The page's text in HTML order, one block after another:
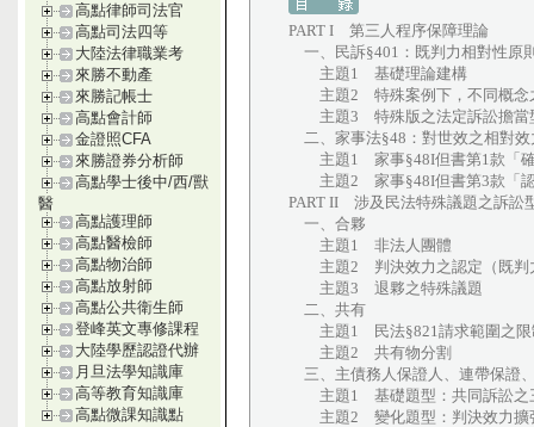
高點律師司法官
高點司法四等
大陸法律職業考
來勝不動產
來勝記帳士
高點會計師
金證照CFA
來勝證券分析師
高點學士後中/西/獸
醫
高點護理師
高點醫檢師
高點物治師
高點放射師
高點公共衛生師
登峰英文專修課程
大陸學歷認證代辦
月旦法學知識庫
高等教育知識庫
高點微課知識點
PART I 第三人程序保障理論
一、民訴§401：既判力相對性原
主題1 基礎理論建構
主題2 特殊案例下，不同概念之
主題3 特殊版之法定訴訟擔當
二、家事法§48：對世效之相對效
主題1 家事§48I但書第1款「確
主題2 家事§48I但書第3款「認
PART II 涉及民法特殊議題之訴訟
一、合夥
主題1 非法人團體
主題2 判決效力之認定（既判
主題3 退夥之特殊議題
二、共有
主題1 民法§821請求範圍之限
主題2 共有物分割
三、主債務人保證人、連帶保證
主題1 基礎題型：共同訴訟之
主題2 變化題型：判決效力擴